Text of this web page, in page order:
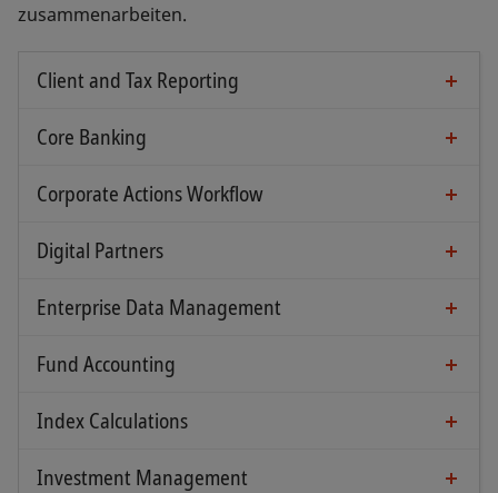
zusammenarbeiten.
Client and Tax Reporting
Core Banking
Corporate Actions Workflow
Digital Partners
Enterprise Data Management
Fund Accounting
Index Calculations
Investment Management